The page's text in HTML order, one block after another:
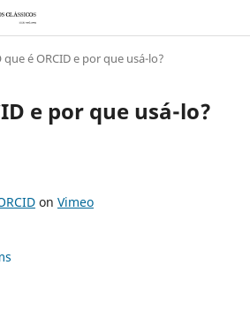
que é ORCID e por que usá-lo?
e por que usá-lo?
on Vimeo